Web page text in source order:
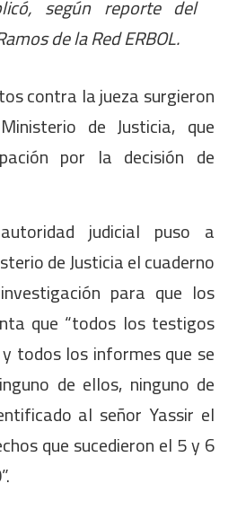
según reporte del
de la Red ERBOL.
contra la jueza surgieron
de Justicia, que
por la decisión de
judicial puso a
de Justicia el cuaderno
para que los
que “todos los testigos
todos los informes que se
de ellos, ninguno de
al señor Yassir el
que sucedieron el 5 y 6